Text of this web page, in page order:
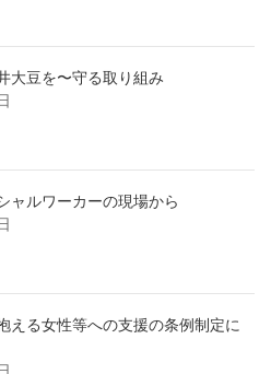
大豆を〜守る取り組み
ャルワーカーの現場から
える女性等への支援の条例制定に